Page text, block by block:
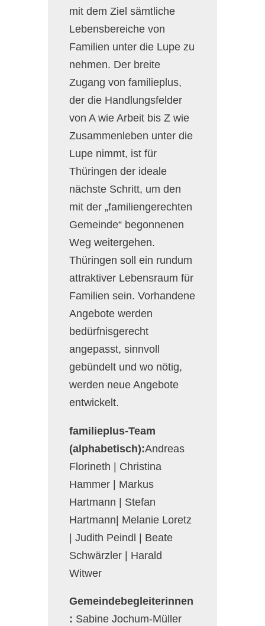
mit dem Ziel sämtliche
Lebensbereiche von
Familien unter die Lupe zu
nehmen. Der breite
Zugang von familieplus,
der die Handlungsfelder
von A wie Arbeit bis Z wie
Zusammenleben unter die
Lupe nimmt, ist für
Thüringen der ideale
nächste Schritt, um den
mit der „familiengerechten
Gemeinde“ begonnenen
Weg weitergehen.
Thüringen soll ein rundum
attraktiver Lebensraum für
Familien sein. Vorhandene
Angebote werden
bedürfnisgerecht
angepasst, sinnvoll
gebündelt und wo nötig,
werden neue Angebote
entwickelt.
familieplus-Team
(alphabetisch):Andreas
Florineth | Christina
Hammer | Markus
Hartmann | Stefan
Hartmann| Melanie Loretz
| Judith Peindl | Beate
Schwärzler | Harald
Witwer
Gemeindebegleiterinnen
: Sabine Jochum-Müller